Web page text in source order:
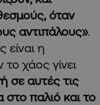
όταν
αντιπάλους».
είναι η
χάος γίνει
σε αυτές τις
στο παλιό και το